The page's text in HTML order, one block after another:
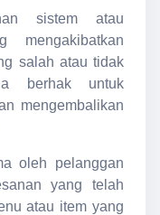
sistem atau
mengakibatkan
salah atau tidak
berhak untuk
mengembalikan
oleh pelanggan
yang telah
atau item yang